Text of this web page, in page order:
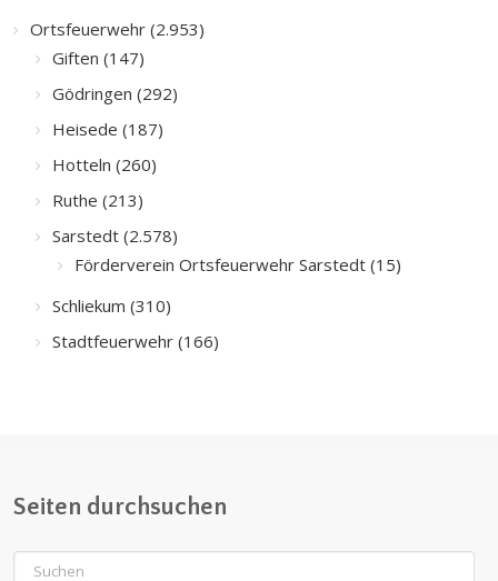
Ortsfeuerwehr (2.953)
Giften (147)
Gödringen (292)
Heisede (187)
Hotteln (260)
Ruthe (213)
Sarstedt (2.578)
Förderverein Ortsfeuerwehr Sarstedt (15)
Schliekum (310)
Stadtfeuerwehr (166)
Seiten durchsuchen